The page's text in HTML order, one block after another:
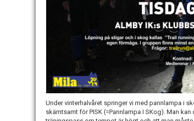
Under vinterhalvåret springer vi med pannlampa i
skämtsamt för PISK (=Pannlampa I SKog). Man